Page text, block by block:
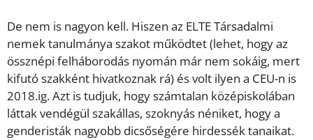
De nem is nagyon kell. Hiszen az ELTE Társadalmi
nemek tanulmánya szakot működtet (lehet, hogy az
össznépi felháborodás nyomán már nem sokáig, mert
kifutó szakként hivatkoznak rá) és volt ilyen a CEU-n is
2018.ig. Azt is tudjuk, hogy számtalan középiskolában
láttak vendégül szakállas, szoknyás néniket, hogy a
genderisták nagyobb dicsőségére hirdessék tanaikat.